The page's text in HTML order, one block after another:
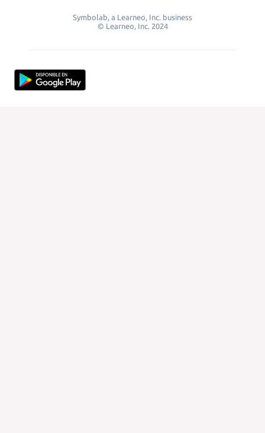
Symbolab, a Learneo, Inc. business
© Learneo, Inc. 2024